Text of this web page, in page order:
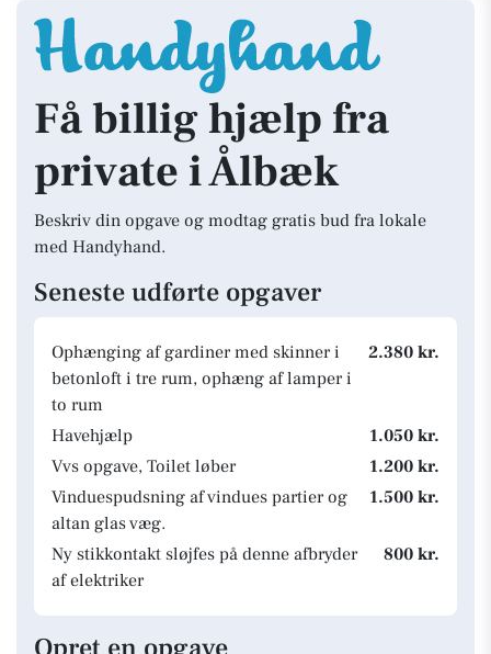
Få billig hjælp fra
private i Ålbæk
Beskriv din opgave og modtag gratis bud fra lokale
med Handyhand.
Seneste udførte opgaver
Ophænging af gardiner med skinner i
betonloft i tre rum, ophæng af lamper i
to rum
2.380 kr.
Havehjælp
1.050 kr.
Vvs opgave, Toilet løber
1.200 kr.
Vinduespudsning af vindues partier og
altan glas væg.
1.500 kr.
Ny stikkontakt sløjfes på denne afbryder
af elektriker
800 kr.